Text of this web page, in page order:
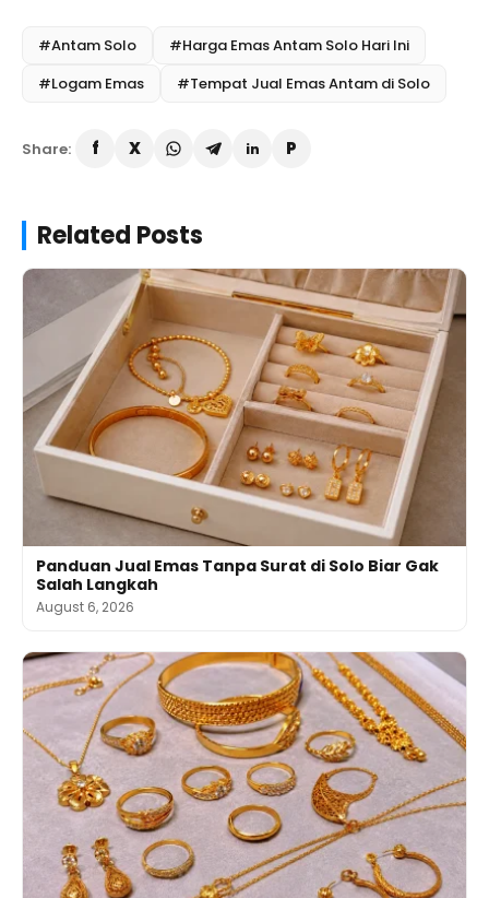
#Antam Solo
#Harga Emas Antam Solo Hari Ini
#Logam Emas
#Tempat Jual Emas Antam di Solo
Share:
Related Posts
Panduan Jual Emas Tanpa Surat di Solo Biar Gak
Salah Langkah
August 6, 2026